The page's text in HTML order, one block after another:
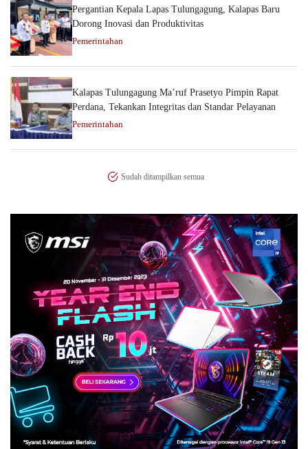
Pergantian Kepala Lapas Tulungagung, Kalapas Baru
Dorong Inovasi dan Produktivitas
Pemerintahan
Kalapas Tulungagung Ma’ruf Prasetyo Pimpin Rapat
Perdana, Tekankan Integritas dan Standar Pelayanan
Pemerintahan
Sudah ditampilkan semua